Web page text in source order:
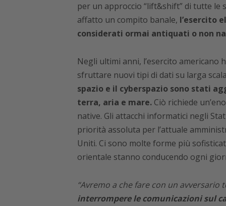
per un approccio “lift&shift” di tutte le
affatto un compito banale, l’esercito
considerati ormai antiquati o non
Negli ultimi anni, l’esercito
sfruttare nuovi tipi di dati su larga
spazio e il cyberspazio sono stati
terra, aria e mare.Ciò richiede
native. Gli attacchi informatici negli
priorità assoluta per l’attuale
Uniti. Ci sono molte forme più
orientale stanno conducendo ogni
“Avremo a che fare con un
interrompere le comunicazioni sul